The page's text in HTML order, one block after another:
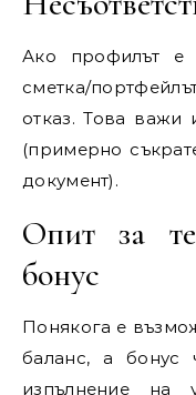
Ако профилът е
сметка/
отказ. Това важи
(примерно
документ).
Опит за
бонус
Понякога е
баланс, а бонус
изпълнение на